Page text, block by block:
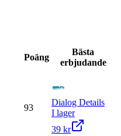
Poäng
Bästa
erbjudande
93
Dialog Details
I lager
39 kr